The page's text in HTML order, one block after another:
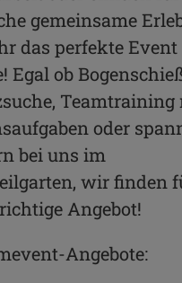
gemeinsame
das perfekte
Egal ob
Teamtraining
oder
bei uns im
wir finden
Angebot!
Angebote: